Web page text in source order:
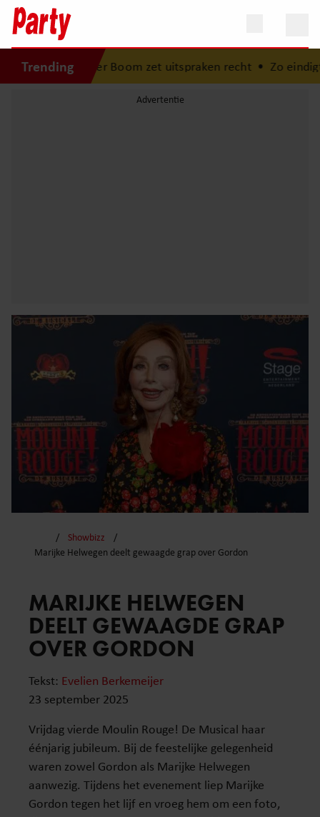
Trending
der Boom zet uitspraken recht•Zo eindigt het ‘B&B
Showbizz
Marijke Helwegen deelt gewaagde grap over Gordon
MARIJKE HELWEGEN
DEELT GEWAAGDE GRAP
OVER GORDON
Tekst: Evelien Berkemeijer
23 september 2025
Vrijdag vierde Moulin Rouge! De Musical haar
éénjarig jubileum. Bij de feestelijke gelegenheid
waren zowel Gordon als Marijke Helwegen
aanwezig. Tijdens het evenement liep Marijke
Gordon tegen het lijf en vroeg hem om een foto,